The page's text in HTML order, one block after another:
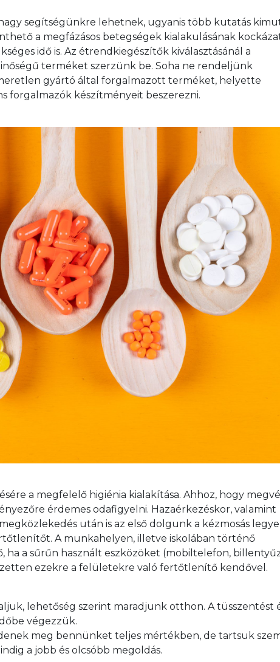
segítségünkre lehetnek, ugyanis több kutatás
a megfázásos betegségek kialakulásának
idő is. Az étrendkiegészítők kiválasztásánál a
terméket szerzünk be. Soha ne rendeljünk
gyártó által forgalmazott terméket, helyette
forgalmazók készítményeit beszerezni.
a megfelelő higiénia kialakítása. Ahhoz, hogy
érdemes odafigyelni. Hazaérkezéskor, valamint
után is az első dolgunk a kézmosás
A munkahelyen, illetve iskolában történő
ha a sűrűn használt eszközöket (mobiltelefon,
ezekre a felületekre való fertőtlenítő kendővel.
lehetőség szerint maradjunk otthon. A tüsszentést
végezzük.
meg bennünket teljes mértékben, de tartsuk
a jobb és olcsóbb megoldás.